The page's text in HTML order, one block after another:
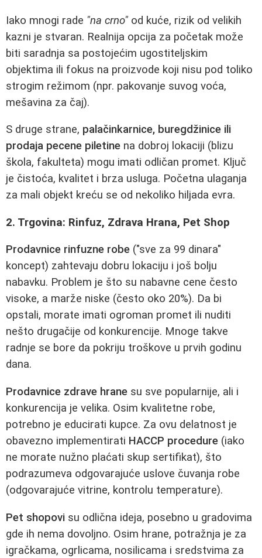
Iako mnogi rade "na crno" od kuće, rizik od velikih
kazni je stvaran. Realnija opcija za početak može
biti saradnja sa postojećim ugostiteljskim
objektima ili fokus na proizvode koji nisu pod toliko
strogim režimom (npr. pakovanje suvog voća,
mešavina za čaj).
S druge strane, palаčinkarnice, buregdžinice ili
prodaja pecene piletine na dobroj lokaciji (blizu
škola, fakulteta) mogu imati odličan promet. Ključ
je čistoća, kvalitet i brza usluga. Početna ulaganja
za mali objekt kreću se od nekoliko hiljada evra.
2. Trgovina: Rinfuz, Zdrava Hrana, Pet Shop
Prodavnice rinfuzne robe ("sve za 99 dinara"
koncept) zahtevaju dobru lokaciju i još bolju
nabavku. Problem je što su nabavne cene često
visoke, a marže niske (često oko 20%). Da bi
opstali, morate imati ogroman promet ili nuditi
nešto drugačije od konkurencije. Mnoge takve
radnje se bore da pokriju troškove u prvih godinu
dana.
Prodavnice zdrave hrane su sve popularnije, ali i
konkurencija je velika. Osim kvalitetne robe,
potrebno je educirati kupce. Za ovu delatnost je
obavezno implementirati HACCP procedure (iako
ne morate nužno plaćati skup sertifikat), što
podrazumeva odgovarajuće uslove čuvanja robe
(odgovarajuće vitrine, kontrolu temperature).
Pet shopovi su odlična ideja, posebno u gradovima
gde ih nema dovoljno. Osim hrane, potražnja je za
igračkama, ogrlicama, nosilicama i sredstvima za